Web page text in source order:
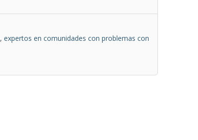
, expertos en comunidades con problemas con